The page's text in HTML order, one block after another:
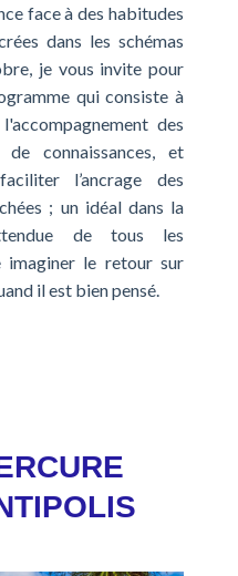
face à des habitudes
dans les schémas
je vous invite pour
qui consiste à
des
connaissances, et
l’ancrage des
; un idéal dans la
de tous les
imaginer le retour sur
il est bien pensé.